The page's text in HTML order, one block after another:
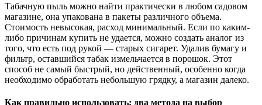
Табачную пыль можно найти практически в любом садовом
магазине, она упакована в пакеты различного объема.
Стоимость невысокая, расход минимальный. Если по каким-
либо причинам купить не удается, можно создать аналог из
того, что есть под рукой — старых сигарет. Удалив бумагу и
фильтр, оставшийся табак измельчается в порошок. Этот
способ не самый быстрый, но действенный, особенно когда
необходимо обработать небольшую грядку, а магазин далеко.
Как правильно использовать: два метода на выбор